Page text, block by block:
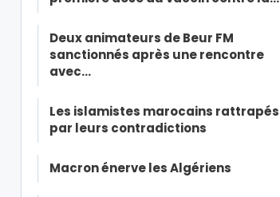
Deux animateurs de Beur FM
sanctionnés après une rencontre
avec…
Les islamistes marocains rattrapés
par leurs contradictions
Macron énerve les Algériens